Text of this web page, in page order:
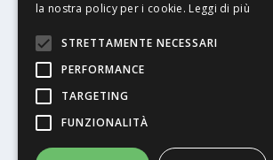
© Stratego Group –
stampamedia.net
racconta le innovazioni tecnologiche e
aziende di stampa e di converting. È il
riferimento per chi opera in Italia nel
comunicazione stampata. Oltre ai
propria community diversi servizi come:
Lavoro, la Print Connection, i Big della
la nostra policy per i cookie. Leggi di più
STRETTAMENTE NECESSARI
PERFORMANCE
TARGETING
FUNZIONALITÀ